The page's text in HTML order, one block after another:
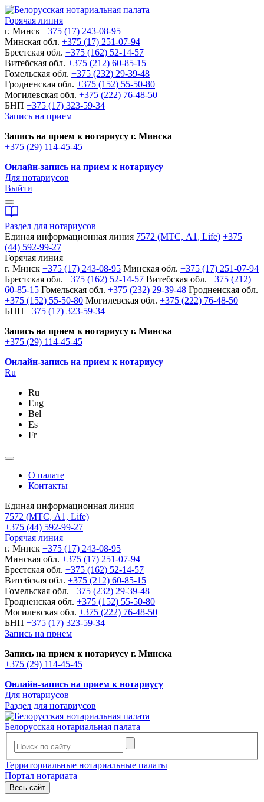
Горячая линия
г. Минск +375 (17) 243-08-95
Минская обл. +375 (17) 251-07-94
Брестская обл. +375 (162) 52-14-57
Витебская обл. +375 (212) 60-85-15
Гомельская обл. +375 (232) 29-39-48
Гродненская обл. +375 (152) 55-50-80
Могилевская обл. +375 (222) 76-48-50
БНП +375 (17) 323-59-34
Запись на прием
Запись на прием к нотариусу г. Минска
+375 (29) 114-45-45
Онлайн-запись на прием к нотариусу
Для нотариусов
Выйти
Раздел для нотариусов
Единая информационная линия 7572 (МТС, A1, Life) +375
(44) 592-99-27
Горячая линия
г. Минск +375 (17) 243-08-95 Минская обл. +375 (17) 251-07-94
Брестская обл. +375 (162) 52-14-57 Витебская обл. +375 (212)
60-85-15 Гомельская обл. +375 (232) 29-39-48 Гродненская обл.
+375 (152) 55-50-80 Могилевская обл. +375 (222) 76-48-50
БНП +375 (17) 323-59-34
Запись на прием к нотариусу г. Минска
+375 (29) 114-45-45
Онлайн-запись на прием к нотариусу
Ru
Ru
Eng
Bel
Es
Fr
О палате
Контакты
Единая информационная линия
7572 (МТС, A1, Life)
+375 (44) 592-99-27
Горячая линия
г. Минск +375 (17) 243-08-95
Минская обл. +375 (17) 251-07-94
Брестская обл. +375 (162) 52-14-57
Витебская обл. +375 (212) 60-85-15
Гомельская обл. +375 (232) 29-39-48
Гродненская обл. +375 (152) 55-50-80
Могилевская обл. +375 (222) 76-48-50
БНП +375 (17) 323-59-34
Запись на прием
Запись на прием к нотариусу г. Минска
+375 (29) 114-45-45
Онлайн-запись на прием к нотариусу
Для нотариусов
Раздел для нотариусов
Белорусская нотариальная палата
Территориальные нотариальные палаты
Портал нотариата
Весь сайт